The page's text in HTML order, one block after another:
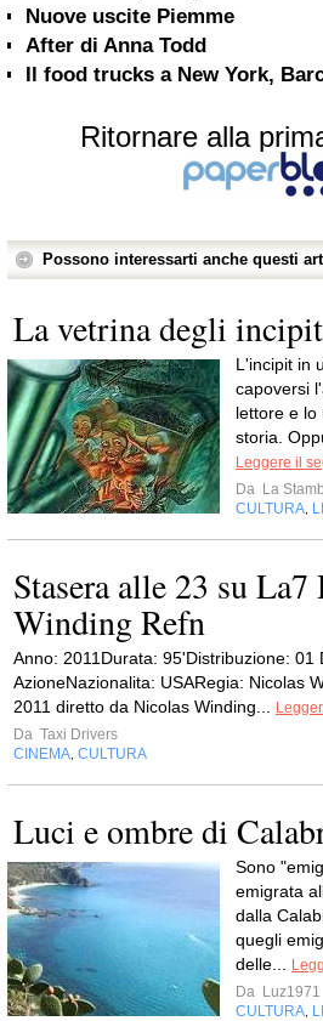
Nuove uscite Piemme
After di Anna Todd
Il food trucks a New York,
Ritornare alla
Possono interessarti anche questi
La vetrina degli
L'incipit in
capoversi
lettore e lo
storia.
Leggere il
Da La
CULTURA
Stasera alle 23 su
Winding Refn
Anno: 2011Durata: 95'Distribuzione: 01
AzioneNazionalita: USARegia: Nicolas
2011 diretto da Nicolas Winding...
Da Taxi Drivers
CINEMA CULTURA
Luci e ombre di
Sono
emigrata
dalla
quegli
delle...
Da Luz1971
CULTURA